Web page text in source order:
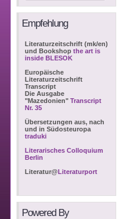
Empfehlung
Literaturzeitschrift (mk/en)
und Bookshop the art is
inside BLESOK
Europäische
Literaturzeitschrift
Transcript
Die Ausgabe
"Mazedonien" Transcript
Nr. 35
Übersetzungen aus, nach
und in Südosteuropa
traduki
Literarisches Colloquium
Berlin
Literatur@Literaturport
Powered By